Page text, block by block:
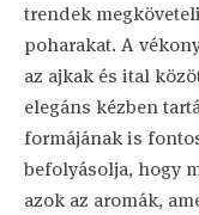
trendek
poharakat. A
az ajkak és ital
elegáns kézben
formájának is
befolyásolja, hogy
azok az aromák,